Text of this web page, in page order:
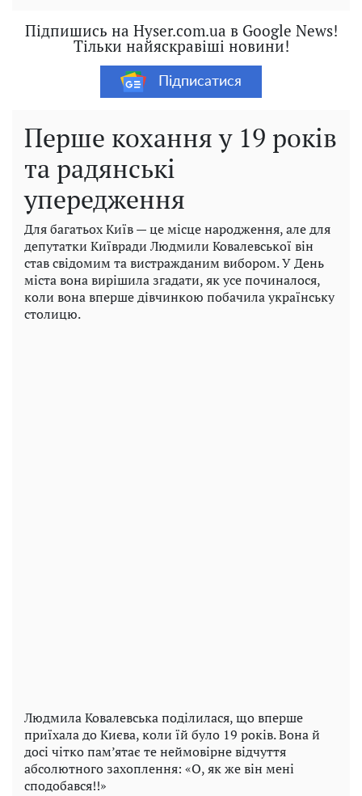
Підпишись на Hyser.com.ua в Google News!
Тільки найяскравіші новини!
Підписатися
Перше кохання у 19 років
та радянські
упередження
Для багатьох Київ — це місце народження, але для
депутатки Київради Людмили Ковалевської він
став свідомим та вистражданим вибором. У День
міста вона вирішила згадати, як усе починалося,
коли вона вперше дівчинкою побачила українську
столицю.
Людмила Ковалевська поділилася, що вперше
приїхала до Києва, коли їй було 19 років. Вона й
досі чітко пам’ятає те неймовірне відчуття
абсолютного захоплення: «О, як же він мені
сподобався!!»